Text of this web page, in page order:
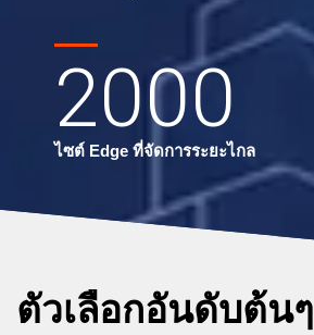
2000
ไซต์ Edge ที่จัดการระยะไกล
ตัวเลือกอันดับต้นๆ